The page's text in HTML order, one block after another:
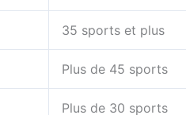
35 sports et plus
Plus de 45 sports
Plus de 30 sports